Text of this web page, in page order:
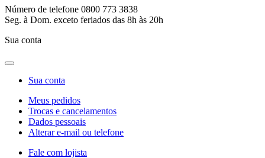
Número de telefone 0800 773 3838
Seg. à Dom. exceto feriados das 8h às 20h
Sua conta
Sua conta
Meus pedidos
Trocas e cancelamentos
Dados pessoais
Alterar e-mail ou telefone
Fale com lojista